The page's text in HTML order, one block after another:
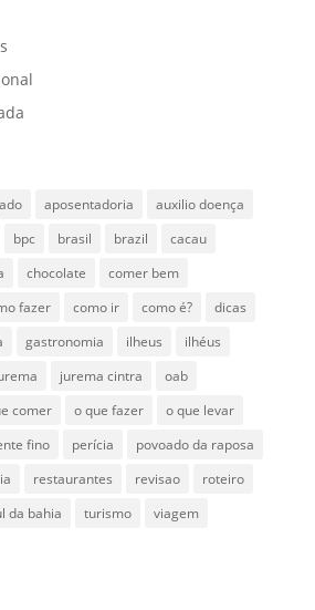
aposentadoria
auxilio doença
bpc brasil brazil
cacau
chocolate
comer bem
fazer como ir como é?
dicas
gastronomia ilheus
ilhéus
jurema cintra
oab
comer o que fazer
o que levar
fino perícia
povoado da raposa
restaurantes revisao
roteiro
da bahia turismo
viagem